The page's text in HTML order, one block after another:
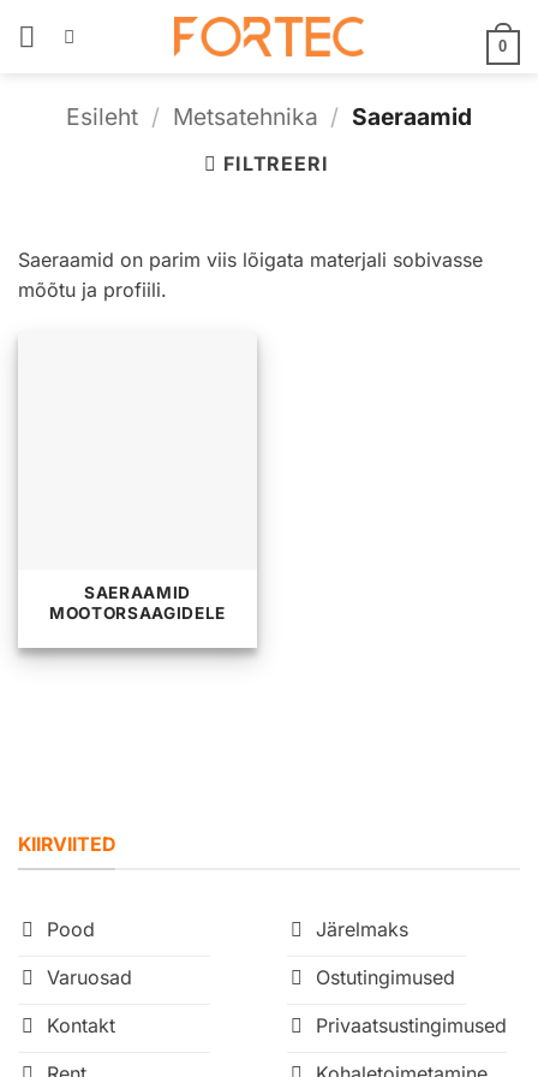
0
Esileht / Metsatehnika / Saeraamid
FILTREERI
Saeraamid on parim viis lõigata materjali sobivasse
mõõtu ja profiili.
SAERAAMID
MOOTORSAAGIDELE
KIIRVIITED
Pood
Varuosad
Kontakt
Järelmaks
Ostutingimused
Privaatsustingimused